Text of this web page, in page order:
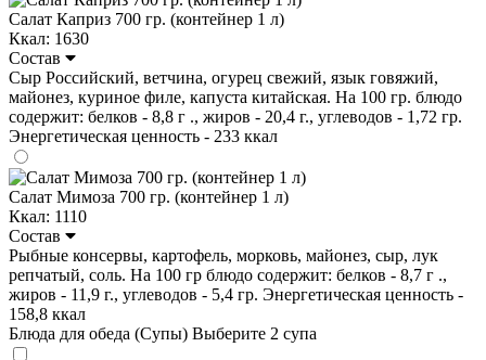
Салат Каприз 700 гр. (контейнер 1 л)
Ккал: 1630
Состав
Сыр Российский, ветчина, огурец свежий, язык говяжий,
майонез, куриное филе, капуста китайская. На 100 гр. блюдо
содержит: белков - 8,8 г ., жиров - 20,4 г., углеводов - 1,72 гр.
Энергетическая ценность - 233 ккал
Салат Мимоза 700 гр. (контейнер 1 л)
Ккал: 1110
Состав
Рыбные консервы, картофель, морковь, майонез, сыр, лук
репчатый, соль. На 100 гр блюдо содержит: белков - 8,7 г .,
жиров - 11,9 г., углеводов - 5,4 гр. Энергетическая ценность -
158,8 ккал
Блюда для обеда (Супы) Выберите 2 супа